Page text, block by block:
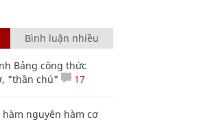
Bình luận nhiều
Bảng công thức
"thần chú"
17
nguyên hàm cơ